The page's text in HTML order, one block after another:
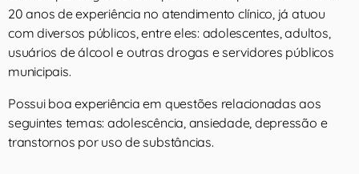
20 anos de experiência no atendimento clínico, já atuou
com diversos públicos, entre eles: adolescentes, adultos,
usuários de álcool e outras drogas e servidores públicos
municipais.
Possui boa experiência em questões relacionadas aos
seguintes temas: adolescência, ansiedade, depressão e
transtornos por uso de substâncias.